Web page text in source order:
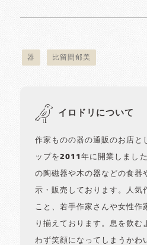
器 比留間郁美
イロドリについて
作家ものの器の通販のお店と
ップを2011年に開業しまし
の陶磁器や木の器などの食器
示・販売しております。人気
こと、若手作家さんや女性作
り揃えております。息を飲む
わず笑顔になってしまうかわ